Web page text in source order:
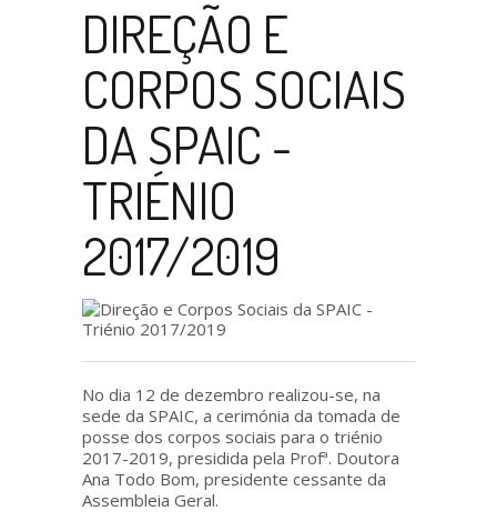
DIREÇÃO E
CORPOS SOCIAIS
DA SPAIC -
TRIÉNIO
2017/2019
No dia 12 de dezembro realizou-se, na
sede da SPAIC, a cerimónia da tomada de
posse dos corpos sociais para o triénio
2017-2019, presidida pela Profª. Doutora
Ana Todo Bom, presidente cessante da
Assembleia Geral.